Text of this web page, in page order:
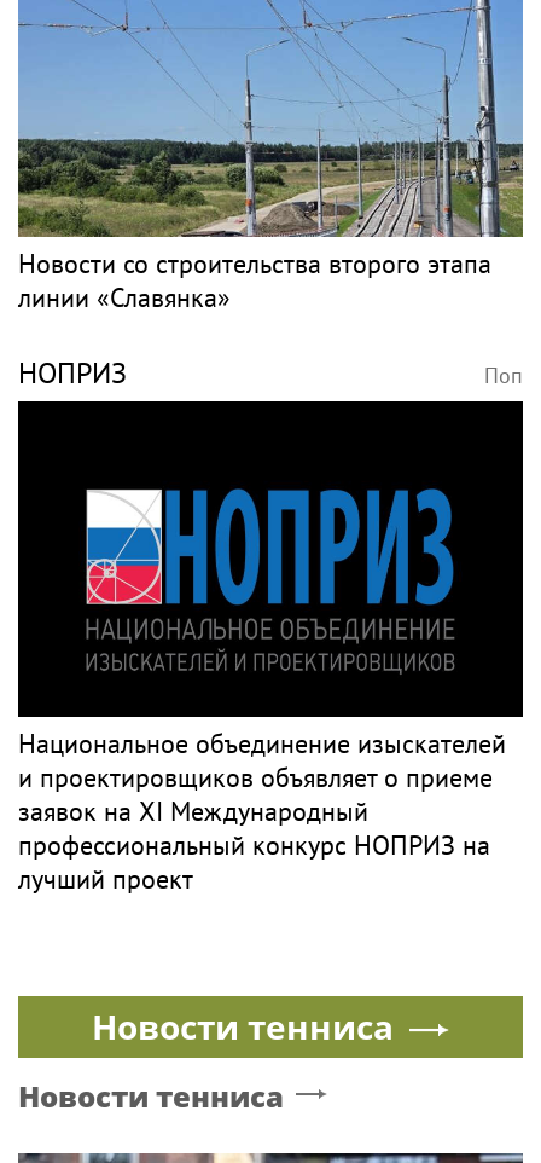
Новости со строительства второго этапа
линии «Славянка»
НОПРИЗ Поп
Национальное объединение изыскателей
и проектировщиков объявляет о приеме
заявок на XI Международный
профессиональный конкурс НОПРИЗ на
лучший проект
Новости тенниса
Новости тенниса